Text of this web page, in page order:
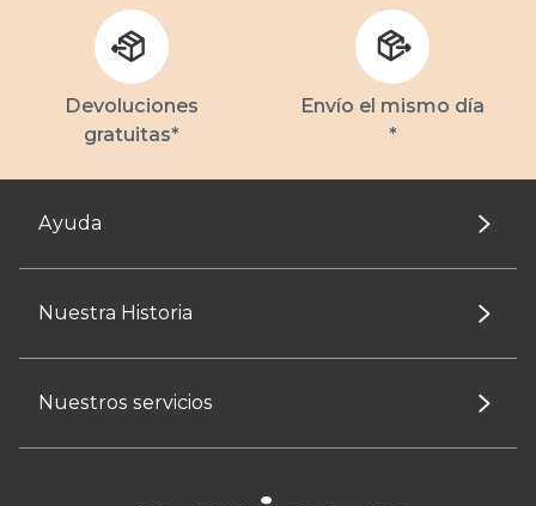
Devoluciones
gratuitas*
Envío el mismo día
*
Ayuda
Nuestra Historia
Nuestros servicios